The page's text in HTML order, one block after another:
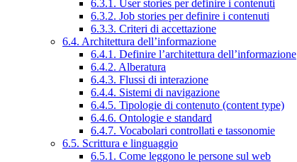
6.3.1. User stories per definire i contenuti
6.3.2. Job stories per definire i contenuti
6.3.3. Criteri di accettazione
6.4. Architettura dell’informazione
6.4.1. Definire l’architettura dell’informazione
6.4.2. Alberatura
6.4.3. Flussi di interazione
6.4.4. Sistemi di navigazione
6.4.5. Tipologie di contenuto (content type)
6.4.6. Ontologie e standard
6.4.7. Vocabolari controllati e tassonomie
6.5. Scrittura e linguaggio
6.5.1. Come leggono le persone sul web